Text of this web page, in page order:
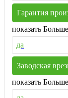
Гарантия
показать Больше
да
Заводская
показать Больше